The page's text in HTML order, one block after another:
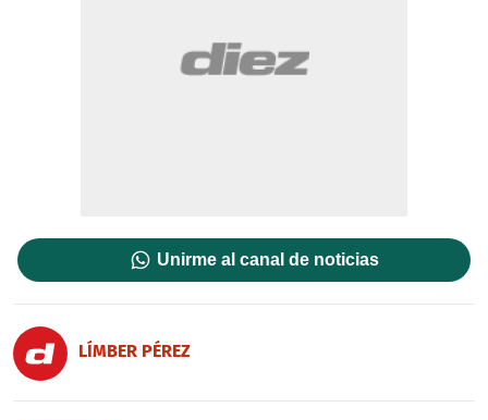
Unirme al canal de noticias
LÍMBER PÉREZ